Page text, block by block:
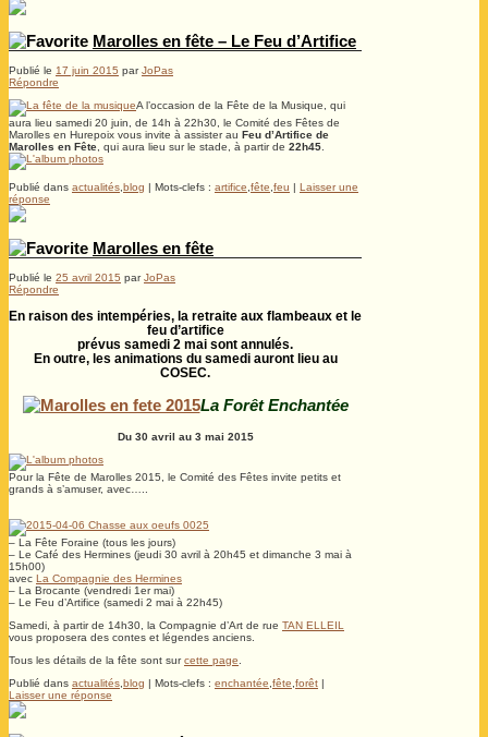
Marolles en fête – Le Feu d’Artifice
Publié le 17 juin 2015 parJoPas
Répondre
A l’occasion de la Fête de la Musique, qui
aura lieu samedi 20 juin, de 14h à 22h30, le Comité des Fêtes de
Marolles en Hurepoix vous invite à assister au Feu d’Artifice de
Marolles en Fête , qui aura lieu sur le stade, à partir de 22h45
Publié dans actualités blog | Mots-clefs : artifice fête feu | Laisser une
réponse
Marolles en fête
Publié le 25 avril 2015 parJoPas
Répondre
En raison des intempéries, la retraite aux flambeaux et le
feu d’artifice
prévus samedi 2 mai sont annulés.
En outre, les animations du samedi auront lieu au
COSEC.
La Forêt Enchantée
Du 30 avril au 3 mai 2015
Pour la Fête de Marolles 2015, le Comité des Fêtes invite petits et
grands à s’amuser, avec…..
– La Fête Foraine (tous les jours)
– Le Café des Hermines (jeudi 30 avril à 20h45 et dimanche 3 mai à
15h00)
avec La Compagnie des Hermines
– La Brocante (vendredi 1er mai)
– Le Feu d’Artifice (samedi 2 mai à 22h45)
Samedi, à partir de 14h30, la Compagnie d’Art de rue TAN ELLEIL
vous proposera des contes et légendes anciens.
Tous les détails de la fête sont surcette page
Publié dans actualités blog | Mots-clefs : enchantée fête forêt |
Laisser une réponse